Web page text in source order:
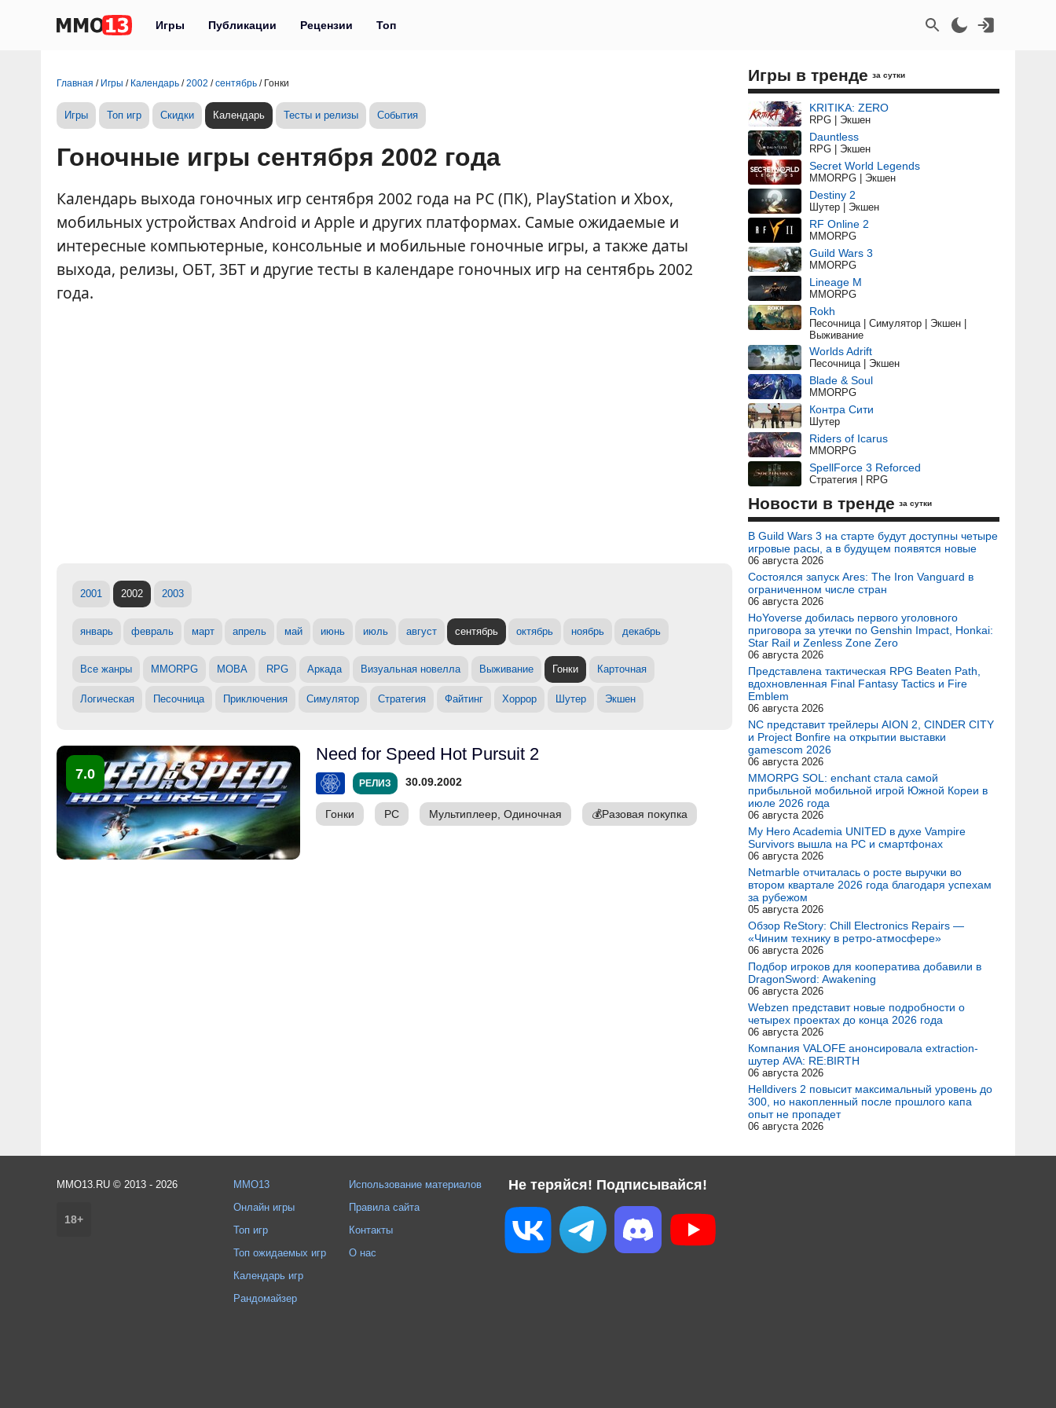
Игры Публикации Рецензии Топ
Главная / Игры / Календарь /2002 /сентябрь / Гонки
Игры Топ игр Скидки Календарь Тесты и релизы События
Гоночные игры сентября 2002 года
Календарь выхода гоночных игр сентября 2002 года на PC (ПК), PlayStation и Xbox,
мобильных устройствах Android и Apple и других платформах. Самые ожидаемые и
интересные компьютерные, консольные и мобильные гоночные игры, а также даты
выхода, релизы, ОБТ, ЗБТ и другие тесты в календаре гоночных игр на сентябрь 2002
года.
2001 2002 2003
январь февраль март апрель май июнь июль август сентябрь октябрь ноябрь декабрь
Все жанры MMORPG MOBA RPG Аркада Визуальная новелла Выживание Гонки Карточная
Логическая Песочница Приключения Симулятор Стратегия Файтинг Хоррор Шутер Экшен
7.0
Need for Speed Hot Pursuit 2
РЕЛИЗ 30.09.2002
Гонки PC Мультиплеер, Одиночная 💰Разовая покупка
Игры в тренде за сутки
KRITIKA: ZERO
RPG | Экшен
Dauntless
RPG | Экшен
Secret World Legends
MMORPG | Экшен
Destiny 2
Шутер | Экшен
RF Online 2
MMORPG
Guild Wars 3
MMORPG
Lineage M
MMORPG
Rokh
Песочница | Симулятор | Экшен |
Выживание
Worlds Adrift
Песочница | Экшен
Blade & Soul
MMORPG
Контра Сити
Шутер
Riders of Icarus
MMORPG
SpellForce 3 Reforced
Стратегия | RPG
Новости в тренде за сутки
В Guild Wars 3 на старте будут доступны четыре
игровые расы, а в будущем появятся новые
06 августа 2026
Состоялся запуск Ares: The Iron Vanguard в
ограниченном числе стран
06 августа 2026
HoYoverse добилась первого уголовного
приговора за утечки по Genshin Impact, Honkai:
Star Rail и Zenless Zone Zero
06 августа 2026
Представлена тактическая RPG Beaten Path,
вдохновленная Final Fantasy Tactics и Fire
Emblem
06 августа 2026
NC представит трейлеры AION 2, CINDER CITY
и Project Bonfire на открытии выставки
gamescom 2026
06 августа 2026
MMORPG SOL: enchant стала самой
прибыльной мобильной игрой Южной Кореи в
июле 2026 года
06 августа 2026
My Hero Academia UNITED в духе Vampire
Survivors вышла на PC и смартфонах
06 августа 2026
Netmarble отчиталась о росте выручки во
втором квартале 2026 года благодаря успехам
за рубежом
05 августа 2026
Обзор ReStory: Chill Electronics Repairs —
«Чиним технику в ретро-атмосфере»
06 августа 2026
Подбор игроков для кооператива добавили в
DragonSword: Awakening
06 августа 2026
Webzen представит новые подробности о
четырех проектах до конца 2026 года
06 августа 2026
Компания VALOFE анонсировала extraction-
шутер AVA: RE:BIRTH
06 августа 2026
Helldivers 2 повысит максимальный уровень до
300, но накопленный после прошлого капа
опыт не пропадет
06 августа 2026
Не теряйся! Подписывайся!
MMO13.RU © 2013 - 2026
18+
MMO13
Онлайн игры
Топ игр
Топ ожидаемых игр
Календарь игр
Рандомайзер
Использование материалов
Правила сайта
Контакты
О нас